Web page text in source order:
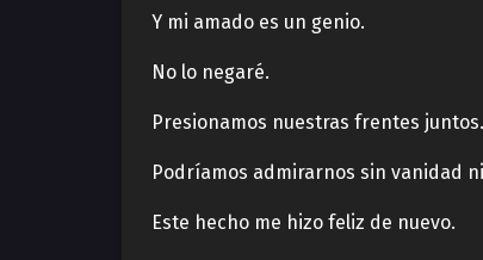
Y mi amado es un genio.
No lo negaré.
Presionamos nuestras frentes juntos.
Podríamos admirarnos sin vanidad
Este hecho me hizo feliz de nuevo.